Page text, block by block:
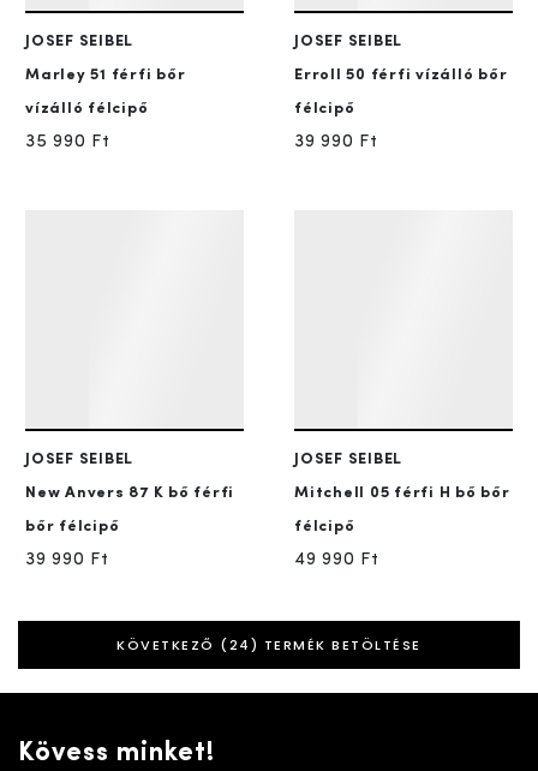
JOSEF SEIBEL
Marley 51 férfi bőr
vízálló félcipő
35 990 Ft
JOSEF SEIBEL
Erroll 50 férfi vízálló bőr
félcipő
39 990 Ft
JOSEF SEIBEL
New Anvers 87 K bő férfi
bőr félcipő
39 990 Ft
JOSEF SEIBEL
Mitchell 05 férfi H bő bőr
félcipő
49 990 Ft
KÖVETKEZŐ (24) TERMÉK BETÖLTÉSE
Kövess minket!